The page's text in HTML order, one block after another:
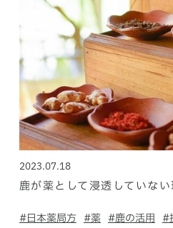
和漢のいろは
採用情報
お問合せ
2023.07.18
鹿が薬として浸透していない
#日本薬局方 #薬 #鹿の活用 #